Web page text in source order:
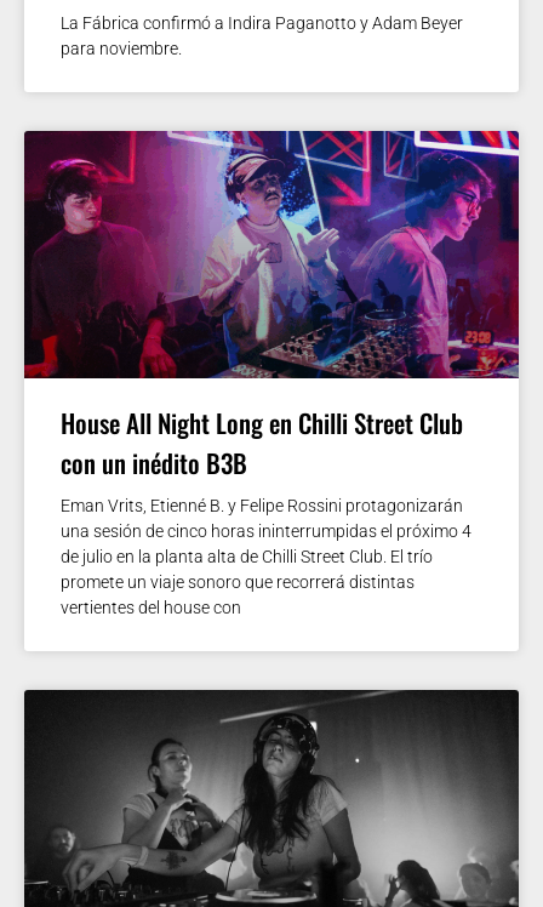
La Fábrica confirmó a Indira Paganotto y Adam Beyer
para noviembre.
House All Night Long en Chilli Street Club
con un inédito B3B
Eman Vrits, Etienné B. y Felipe Rossini protagonizarán
una sesión de cinco horas ininterrumpidas el próximo 4
de julio en la planta alta de Chilli Street Club. El trío
promete un viaje sonoro que recorrerá distintas
vertientes del house con